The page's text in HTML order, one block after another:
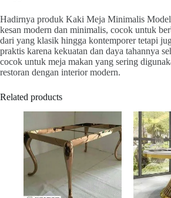
Hadirnya produk Kaki Meja Minimalis
kesan modern dan minimalis, cocok untuk
dari yang klasik hingga kontemporer tetapi
praktis karena kekuatan dan daya tahannya
cocok untuk meja makan yang sering
restoran dengan interior modern.
Related products